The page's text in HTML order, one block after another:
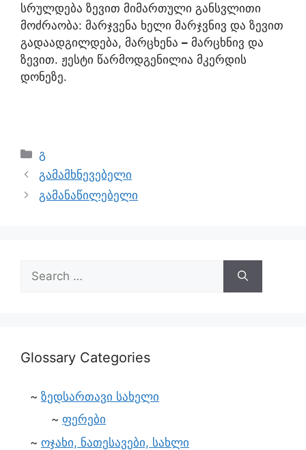
სრულდება ზევით მიმართული განსვლითი
მოძრაობა: მარჯვენა ხელი მარჯვნივ და ზევით
გადაადგილდება, მარცხენა – მარცხნივ და
ზევით. ჟესტი წარმოდგენილია მკერდის
დონეზე.
გ
გამამხნევებელი
გამანაწილებელი
Glossary Categories
ზედსართავი სახელი
ფერები
ოჯახი, ნათესავები, სახლი